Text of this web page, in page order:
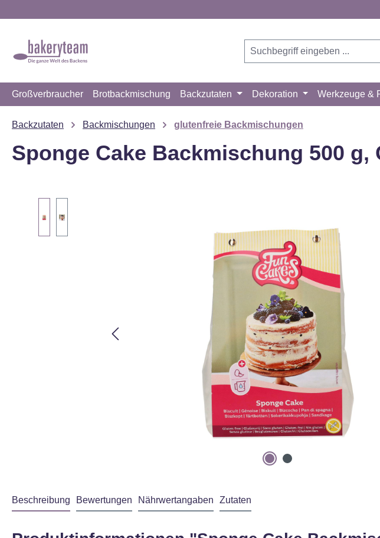
Großverbraucher Brotbackmischung Backzutaten Dekoration Werkzeuge &
Backzutaten Backmischungen glutenfreie Backmischungen
Sponge Cake Backmischung 500 g,
Beschreibung Bewertungen Nährwertangaben Zutaten